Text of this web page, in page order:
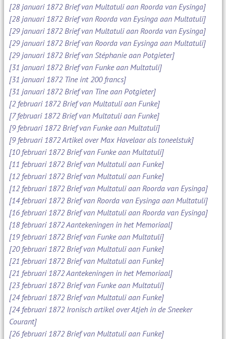
[28 januari 1872 Brief van Multatuli aan Roorda van Eysinga]
[28 januari 1872 Brief van Roorda van Eysinga aan Multatuli]
[29 januari 1872 Brief van Multatuli aan Roorda van Eysinga]
[29 januari 1872 Brief van Roorda van Eysinga aan Multatuli]
[29 januari 1872 Brief van Stéphanie aan Potgieter]
[31 januari 1872 Brief van Funke aan Multatuli]
[31 januari 1872 Tine int 200 francs]
[31 januari 1872 Brief van Tine aan Potgieter]
[2 februari 1872 Brief van Multatuli aan Funke]
[7 februari 1872 Brief van Multatuli aan Funke]
[9 februari 1872 Brief van Funke aan Multatuli]
[9 februari 1872 Artikel over Max Havelaar als toneelstuk]
[10 februari 1872 Brief van Funke aan Multatuli]
[11 februari 1872 Brief van Multatuli aan Funke]
[12 februari 1872 Brief van Multatuli aan Funke]
[12 februari 1872 Brief van Multatuli aan Roorda van Eysinga]
[14 februari 1872 Brief van Roorda van Eysinga aan Multatuli]
[16 februari 1872 Brief van Multatuli aan Roorda van Eysinga]
[18 februari 1872 Aantekeningen in het Memoriaal]
[19 februari 1872 Brief van Funke aan Multatuli]
[20 februari 1872 Brief van Multatuli aan Funke]
[21 februari 1872 Brief van Multatuli aan Funke]
[21 februari 1872 Aantekeningen in het Memoriaal]
[23 februari 1872 Brief van Funke aan Multatuli]
[24 februari 1872 Brief van Multatuli aan Funke]
[24 februari 1872 Ironisch artikel over Atjeh in de Sneeker
Courant]
[26 februari 1872 Brief van Multatuli aan Funke]